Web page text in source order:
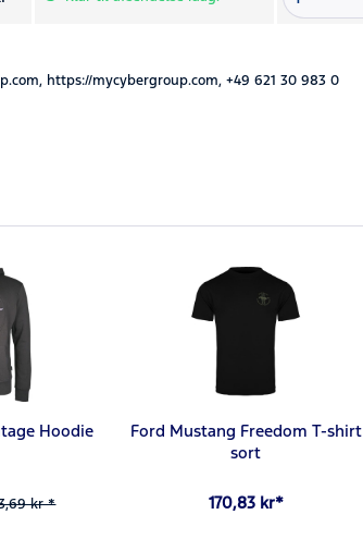
https://mycybergroup.com, +49 621 30 983 0
Hoodie
kr *
Ford Mustang Freedom T-shirt
sort
170,83 kr*